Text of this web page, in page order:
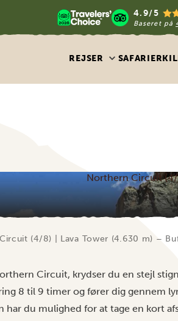
4.9/5
Baseret på
REJSER SAFARIER
Northern Circuit (4/
(4/8) | Lava Tower (4.630 m) –
Circuit, krydser du en stejl
8 til 9 timer og fører dig gennem
har du mulighed for at tage en kort